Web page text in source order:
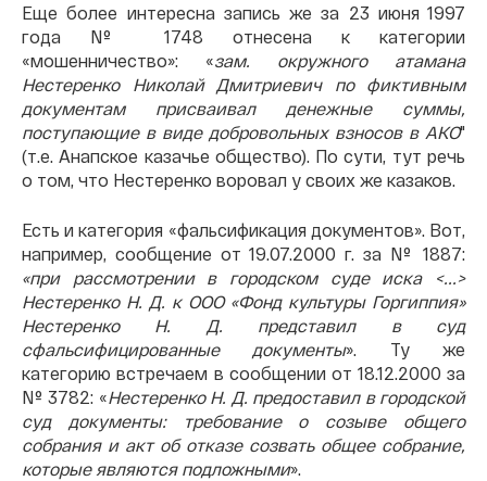
Еще более интересна запись же за 23 июня 1997
года № 1748 отнесена к категории
«мошенничество»: «зам. окружного атамана
Нестеренко Николай Дмитриевич по фиктивным
документам присваивал денежные суммы,
поступающие в виде добровольных взносов в АКО"
(т.е. Анапское казачье общество). По сути, тут речь
о том, что Нестеренко воровал у своих же казаков.
Есть и категория «фальсификация документов». Вот,
например, сообщение от 19.07.2000 г. за № 1887:
«при рассмотрении в городском суде иска <...>
Нестеренко Н. Д. к ООО «Фонд культуры Горгиппия»
Нестеренко Н. Д. представил в суд
сфальсифицированные документы». Ту же
категорию встречаем в сообщении от 18.12.2000 за
№ 3782: «Нестеренко Н. Д. предоставил в городской
суд документы: требование о созыве общего
собрания и акт об отказе созвать общее собрание,
которые являются подложными».